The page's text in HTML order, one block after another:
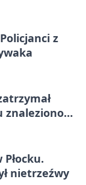
z
znaleziono
nietrzeźwy